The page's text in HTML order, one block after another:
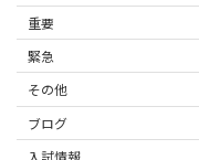
重要
緊急
その他
ブログ